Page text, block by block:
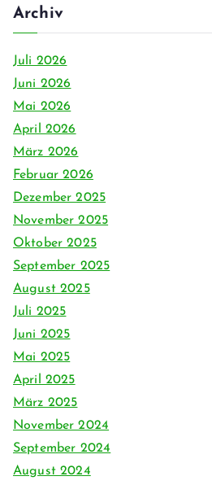
Archiv
Juli 2026
Juni 2026
Mai 2026
April 2026
März 2026
Februar 2026
Dezember 2025
November 2025
Oktober 2025
September 2025
August 2025
Juli 2025
Juni 2025
Mai 2025
April 2025
März 2025
November 2024
September 2024
August 2024